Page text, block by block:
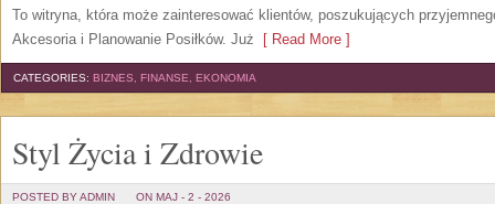
To witryna, która może zainteresować klientów, poszukujących
Akcesoria i Planowanie Posiłków. Już [ Read More ]
CATEGORIES: BIZNES, FINANSE, EKONOMIA
Styl Życia i Zdrowie
POSTED BY ADMIN ON MAJ - 2 - 2026